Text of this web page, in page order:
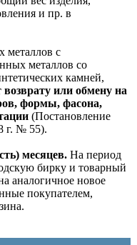
и пр. в
металлов с
металлов со
камней,
возврату или обмену на
формы, фасона,
(Постановление
г. № 55).
месяцев. На период
бирку и товарный
аналогичное новое
покупателем,